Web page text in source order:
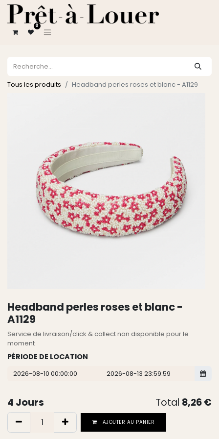
0
Tous les produits Headband perles roses et blanc - A1129
Headband perles roses et blanc -
A1129
Service de livraison/click & collect non disponible pour le
moment
PÉRIODE DE LOCATION
4 Jours Total 8,26€
AJOUTER AU PANIER